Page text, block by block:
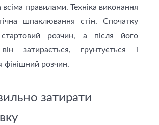
всіма правилами. Техніка виконання
шпаклювання стін. Спочатку
стартовий розчин, а після його
затирається, грунтується і
фінішний розчин.
затирати